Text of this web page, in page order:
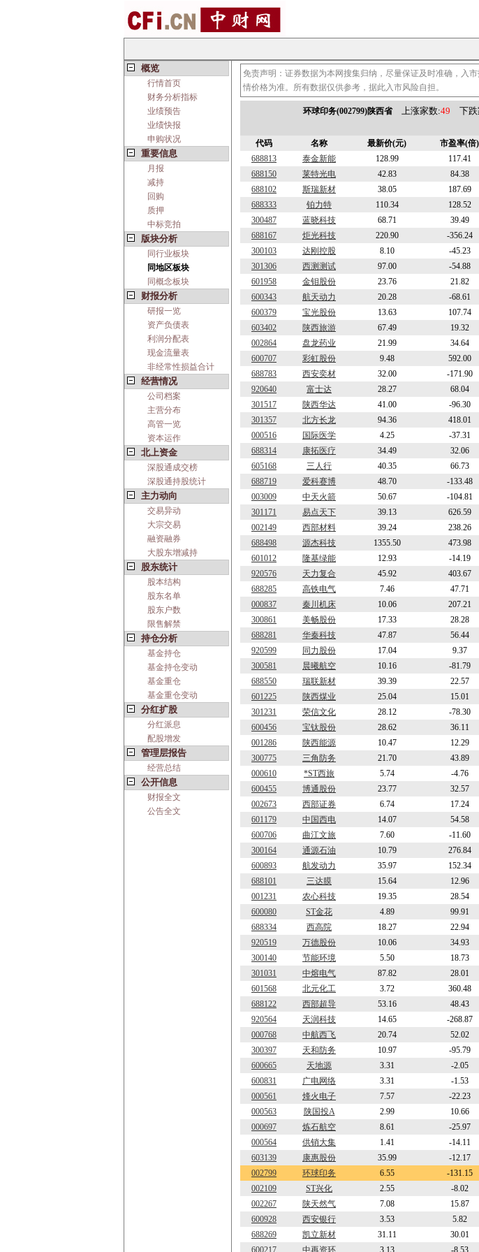
概览
行情首页
财务分析指标
业绩预告
业绩快报
申购状况
重要信息
月报
减持
回购
质押
中标竞拍
版块分析
同行业板块
同地区板块
同概念板块
财报分析
研报一览
资产负债表
利润分配表
现金流量表
非经常性损益合计
经营情况
公司档案
主营分布
高管一览
资本运作
北上资金
深股通成交榜
深股通持股统计
主力动向
交易异动
大宗交易
融资融券
大股东增减持
股东统计
股本结构
股东名单
股东户数
限售解禁
持仓分析
基金持仓
基金持仓变动
基金重仓
基金重仓变动
分红扩股
分红派息
配股增发
管理层报告
经营总结
公开信息
财报全文
公告全文
免责声明：证券数据为本网搜集归纳，尽量保证及时准确，入
情价格为准。所有数据仅供参考，据此入市风险自担。
环球印务(002799)陕西省 上涨家数:49 下
代码
名称 最新价(元) 市盈率(倍)
688813
泰金新能 128.99 117.41
688150
莱特光电 42.83 84.38
688102
斯瑞新材 38.05 187.69
688333
铂力特 110.34 128.52
300487
蓝晓科技 68.71 39.49
688167
炬光科技 220.90 -356.24
300103
达刚控股 8.10 -45.23
301306
西测测试 97.00 -54.88
601958
金钼股份 23.76 21.82
600343
航天动力 20.28 -68.61
600379
宝光股份 13.63 107.74
603402
陕西旅游 67.49 19.32
002864
盘龙药业 21.99 34.64
600707
彩虹股份 9.48 592.00
688783
西安奕材 32.00 -171.90
920640
富士达 28.27 68.04
301517
陕西华达 41.00 -96.30
301357
北方长龙 94.36 418.01
000516
国际医学 4.25 -37.31
688314
康拓医疗 34.49 32.06
605168
三人行 40.35 66.73
688719
爱科赛博 48.70 -133.48
003009
中天火箭 50.67 -104.81
301171
易点天下 39.13 626.59
002149
西部材料 39.24 238.26
688498
源杰科技 1355.50 473.98
601012
隆基绿能 12.93 -14.19
920576
天力复合 45.92 403.67
688285
高铁电气 7.46 47.71
000837
秦川机床 10.06 207.21
300861
美畅股份 17.33 28.28
688281
华秦科技 47.87 56.44
920599
同力股份 17.04 9.37
300581
晨曦航空 10.16 -81.79
688550
瑞联新材 39.39 22.57
601225
陕西煤业 25.04 15.01
301231
荣信文化 28.12 -78.30
600456
宝钛股份 28.62 36.11
001286
陕西能源 10.47 12.29
300775
三角防务 21.70 43.89
000610
*ST西旅 5.74 -4.76
600455
博通股份 23.77 32.57
002673
西部证券 6.74 17.24
601179
中国西电 14.07 54.58
600706
曲江文旅 7.60 -11.60
300164
通源石油 10.79 276.84
600893
航发动力 35.97 152.34
688101
三达膜 15.64 12.96
001231
农心科技 19.35 28.54
600080
ST金花 4.89 99.91
688334
西高院 18.27 22.94
920519
万德股份 10.06 34.93
300140
节能环境 5.50 18.73
301031
中熔电气 87.82 28.01
601568
北元化工 3.72 360.48
688122
西部超导 53.16 48.43
920564
天润科技 14.65 -268.87
000768
中航西飞 20.74 52.02
300397
天和防务 10.97 -95.79
600665
天地源 3.31 -2.05
600831
广电网络 3.31 -1.53
000561
烽火电子 7.57 -22.23
000563
陕国投A 2.99 10.66
000697
炼石航空 8.61 -25.97
000564
供销大集 1.41 -14.11
603139
康惠股份 35.99 -12.17
002799
环球印务 6.55 -131.15
002109
ST兴化 2.55 -8.02
002267
陕天然气 7.08 15.87
600928
西安银行 3.53 5.82
688269
凯立新材 31.11 30.01
600217
中再资环 3.13 -8.53